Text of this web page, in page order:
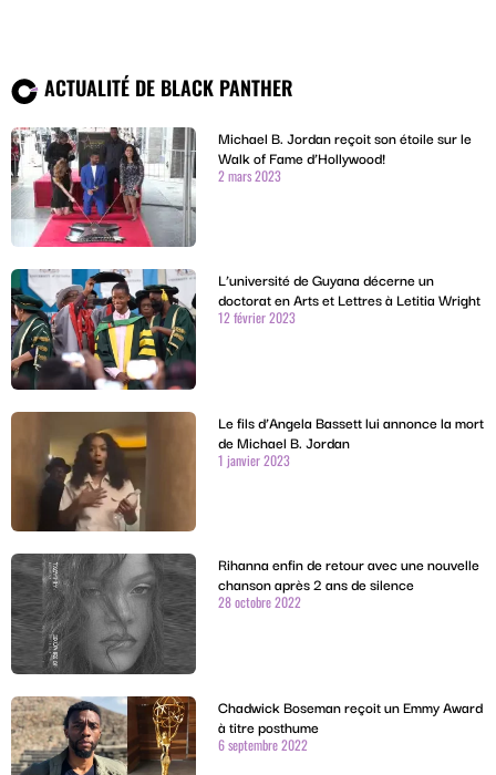
ACTUALITÉ DE BLACK PANTHER
Michael B. Jordan reçoit son étoile sur le
Walk of Fame d’Hollywood!
2 mars 2023
L’université de Guyana décerne un
doctorat en Arts et Lettres à Letitia Wright
12 février 2023
Le fils d’Angela Bassett lui annonce la mort
de Michael B. Jordan
1 janvier 2023
Rihanna enfin de retour avec une nouvelle
chanson après 2 ans de silence
28 octobre 2022
Chadwick Boseman reçoit un Emmy Award
à titre posthume
6 septembre 2022